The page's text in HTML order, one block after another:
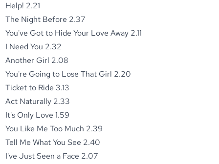
Help! 2.21
The Night Before 2.37
You've Got to Hide Your Love Away 2.11
I Need You 2.32
Another Girl 2.08
You're Going to Lose That Girl 2.20
Ticket to Ride 3.13
Act Naturally 2.33
It's Only Love 1.59
You Like Me Too Much 2.39
Tell Me What You See 2.40
I've Just Seen a Face 2.07